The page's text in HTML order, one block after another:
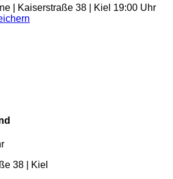
| Kaiserstraße 38 | Kiel 19:00 Uhr
38 | Kiel